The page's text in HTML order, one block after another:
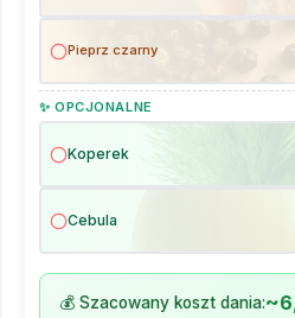
Pieprz czarny
✨ OPCJONALNE
Koperek
Cebula
💰 Szacowany koszt dania: